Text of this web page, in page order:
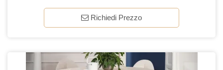
Richiedi Prezzo